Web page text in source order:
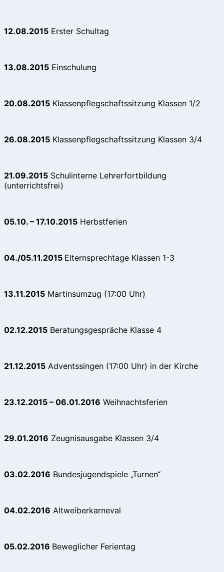
12.08.2015 Erster Schultag
13.08.2015 Einschulung
20.08.2015 Klassenpflegschaftssitzung Klassen 1/2
26.08.2015 Klassenpflegschaftssitzung Klassen 3/4
21.09.2015 Schulinterne Lehrerfortbildung
(unterrichtsfrei)
05.10. – 17.10.2015 Herbstferien
04./05.11.2015 Elternsprechtage Klassen 1-3
13.11.2015 Martinsumzug (17:00 Uhr)
02.12.2015 Beratungsgespräche Klasse 4
21.12.2015 Adventssingen (17:00 Uhr) in der Kirche
23.12.2015 – 06.01.2016 Weihnachtsferien
29.01.2016 Zeugnisausgabe Klassen 3/4
03.02.2016 Bundesjugendspiele „Turnen“
04.02.2016 Altweiberkarneval
05.02.2016 Beweglicher Ferientag